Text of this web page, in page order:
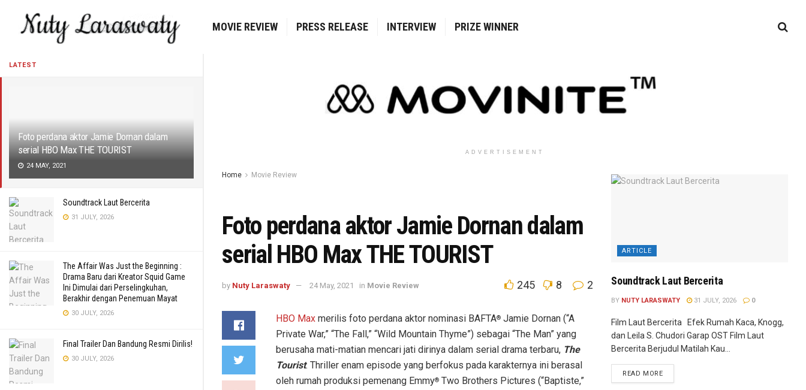
LATEST
Foto perdana aktor Jamie Dornan dalam
serial HBO Max THE TOURIST
24 MAY, 2021
Soundtrack Laut Bercerita
31 JULY, 2026
The Affair Was Just the Beginning :
Drama Baru dari Kreator Squid Game
Ini Dimulai dari Perselingkuhan,
Berakhir dengan Penemuan Mayat
30 JULY, 2026
Final Trailer Dan Bandung Resmi Dirilis!
30 JULY, 2026
MOVIE REVIEW PRESS RELEASE INTERVIEW PRIZE WINNER
ADVERTISEMENT
Home Movie Review
Foto perdana aktor Jamie Dornan dalam
serial HBO Max THE TOURIST
by Nuty Laraswaty 24 May, 2021 in Movie Review 245 8 2
HBO Max merilis foto perdana aktor nominasi BAFTA® Jamie Dornan (“A
Private War,” “The Fall,” “Wild Mountain Thyme”) sebagai “The Man” yang
berusaha mati-matian mencari jati dirinya dalam serial drama terbaru, The
Tourist. Thriller enam episode yang berfokus pada karakternya ini berasal
oleh rumah produksi pemenang Emmy® Two Brothers Pictures (“Baptiste,”
ARTICLE
Soundtrack Laut Bercerita
BY NUTY LARASWATY 31 JULY, 2026 0
Film Laut Bercerita Efek Rumah Kaca, Knogg,
dan Leila S. Chudori Garap OST Film Laut
Bercerita Berjudul Matilah Kau...
READ MORE